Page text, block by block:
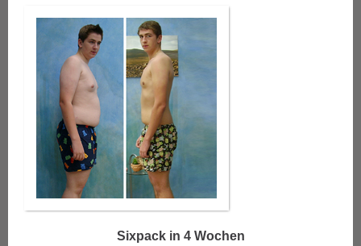
Sixpackin 4 Wochen